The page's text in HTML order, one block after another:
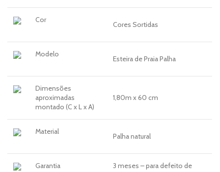
Cor
Cores Sortidas
Modelo
Esteira de Praia Palha
Dimensões
aproximadas
montado (C x L x A)
1,80m x 60 cm
Material
Palha natural
Garantia
3 meses – para defeito de